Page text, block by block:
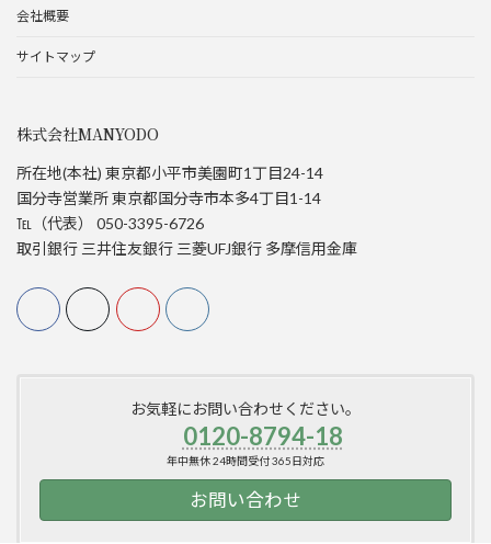
会社概要
サイトマップ
株式会社MANYODO
所在地(本社) 東京都小平市美園町1丁目24-14
国分寺営業所 東京都国分寺市本多4丁目1-14
℡（代表） 050-3395-6726
取引銀行 三井住友銀行 三菱UFJ銀行 多摩信用金庫
お気軽にお問い合わせください。
0120-8794-18
年中無休 24時間受付 365日対応
お問い合わせ